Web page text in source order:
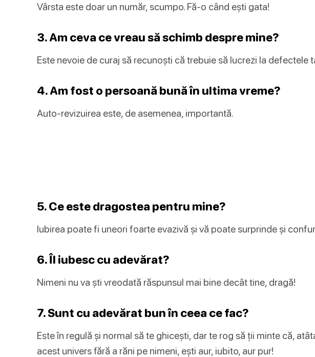
Vârsta este doar un număr, scumpo. Fă-o când ești gata!
3. Am ceva ce vreau să schimb despre mine?
Este nevoie de curaj să recunoști că trebuie să lucrezi la defectele
4. Am fost o persoană bună în ultima vreme?
Auto-revizuirea este, de asemenea, importantă.
5. Ce este dragostea pentru mine?
Iubirea poate fi uneori foarte evazivă și vă poate surprinde și
6. Îl iubesc cu adevărat?
Nimeni nu va ști vreodată răspunsul mai bine decât tine, dragă!
7. Sunt cu adevărat bun în ceea ce fac?
Este în regulă și normal să te ghicești, dar te rog să ții minte că,
acest univers fără a răni pe nimeni, ești aur, iubito, aur pur!